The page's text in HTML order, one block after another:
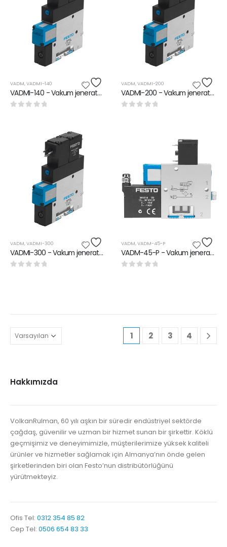
VADM,VADMI-140
VADMI-140 - Vakum jeneratörü
VADM,VADMI-200
VADMI-200 - Vakum jeneratörü
VADM,VADMI-300
VADMI-300 - Vakum jeneratörü
VADM,VADM-45-P
VADM-45-P - Vakum jeneratörü
1 2 3 4
Hakkımızda
VolkanRulman, 60 yılı aşkın bir süredir endüstriyel sektörde
çağdaş, güvenilir ve uzman bir hizmet sunan bir şirkettir. Köklü
geçmişimiz ve deneyimimizle, müşterilerimize yüksek kaliteli
ürünler ve hizmetler sağlamak için Almanya’nın önde gelen
şirketlerinden biri olan Festo’nun distribütörlüğünü
yürütmekteyiz.
Ofis Tel: 0312 354 85 82
Cep Tel: 0506 654 83 33